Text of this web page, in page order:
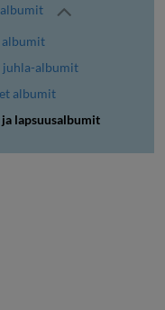
albumit
juhla-albumit
albumit
ja lapsuusalbumit